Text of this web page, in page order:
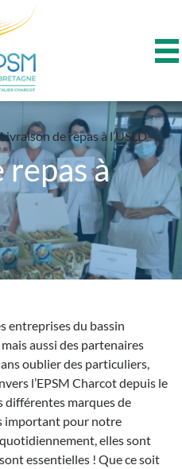
repas à
de repas à l’USLD
entreprises du bassin
aussi des partenaires
oublier des particuliers,
l’EPSM Charcot depuis le
différentes marques de
important pour notre
elles sont
essentielles ! Que ce soit